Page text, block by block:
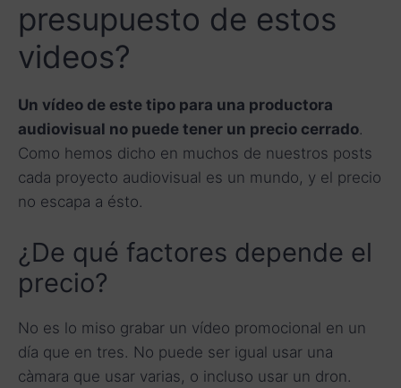
presupuesto de estos
videos?
Un vídeo de este tipo para una productora
audiovisual no puede tener un precio cerrado.
Como hemos dicho en muchos de nuestros posts
cada proyecto audiovisual es un mundo, y el precio
no escapa a ésto.
¿De qué factores depende el
precio?
No es lo miso grabar un vídeo promocional en un
día que en tres. No puede ser igual usar una
càmara que usar varias, o incluso usar un dron.